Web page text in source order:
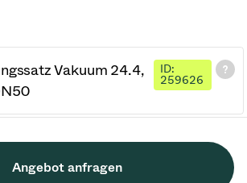
Vakuum 24.4,
ID:
259626
Angebot anfragen